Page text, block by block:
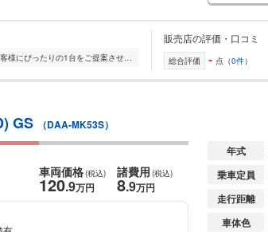
全国的に店舗を展開しており、 豊富な在庫の中からお客様にぴったりの1台をご提案させていただきます。 国産車から輸入車まで幅広く取り扱っており、 登録済未使用車や...
販売店の評価・口コミ
総合評価 - 点（0件）
GS （DAA-MK53S）
車両価格(税込)
120.9万円
諸費用 (税込)
8.9万円
年式
乗車定員
走行距離
車体色